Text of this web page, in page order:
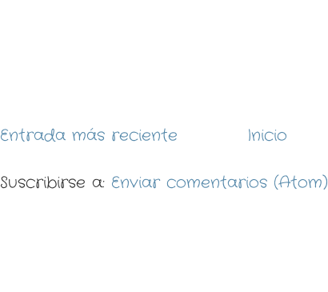
Entrada más reciente Inicio
Suscribirse a: Enviar comentarios (Atom)